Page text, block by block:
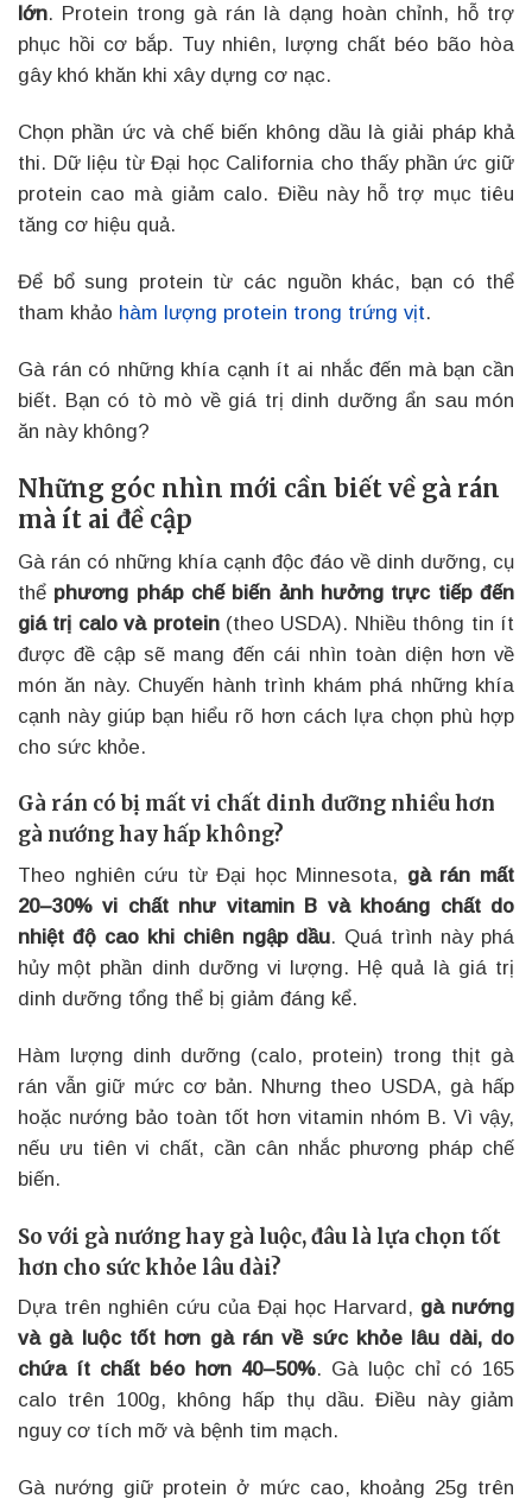
lớn. Protein trong gà rán là dạng hoàn chỉnh, hỗ trợ
phục hồi cơ bắp. Tuy nhiên, lượng chất béo bão hòa
gây khó khăn khi xây dựng cơ nạc.
Chọn phần ức và chế biến không dầu là giải pháp khả
thi. Dữ liệu từ Đại học California cho thấy phần ức giữ
protein cao mà giảm calo. Điều này hỗ trợ mục tiêu
tăng cơ hiệu quả.
Để bổ sung protein từ các nguồn khác, bạn có thể
tham khảo hàm lượng protein trong trứng vịt.
Gà rán có những khía cạnh ít ai nhắc đến mà bạn cần
biết. Bạn có tò mò về giá trị dinh dưỡng ẩn sau món
ăn này không?
Những góc nhìn mới cần biết về gà rán
mà ít ai đề cập
Gà rán có những khía cạnh độc đáo về dinh dưỡng, cụ
thể phương pháp chế biến ảnh hưởng trực tiếp đến
giá trị calo và protein(theo USDA). Nhiều thông tin ít
được đề cập sẽ mang đến cái nhìn toàn diện hơn về
món ăn này. Chuyến hành trình khám phá những khía
cạnh này giúp bạn hiểu rõ hơn cách lựa chọn phù hợp
cho sức khỏe.
Gà rán có bị mất vi chất dinh dưỡng nhiều hơn
gà nướng hay hấp không?
Theo nghiên cứu từ Đại học Minnesota, gà rán mất
20–30% vi chất như vitamin B và khoáng chất do
nhiệt độ cao khi chiên ngập dầu. Quá trình này phá
hủy một phần dinh dưỡng vi lượng. Hệ quả là giá trị
dinh dưỡng tổng thể bị giảm đáng kể.
Hàm lượng dinh dưỡng (calo, protein) trong thịt gà
rán vẫn giữ mức cơ bản. Nhưng theo USDA, gà hấp
hoặc nướng bảo toàn tốt hơn vitamin nhóm B. Vì vậy,
nếu ưu tiên vi chất, cần cân nhắc phương pháp chế
biến.
So với gà nướng hay gà luộc, đâu là lựa chọn tốt
hơn cho sức khỏe lâu dài?
Dựa trên nghiên cứu của Đại học Harvard, gà nướng
và gà luộc tốt hơn gà rán về sức khỏe lâu dài, do
chứa ít chất béo hơn 40–50%. Gà luộc chỉ có 165
calo trên 100g, không hấp thụ dầu. Điều này giảm
nguy cơ tích mỡ và bệnh tim mạch.
Gà nướng giữ protein ở mức cao, khoảng 25g trên